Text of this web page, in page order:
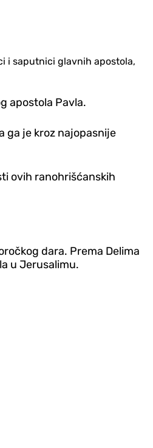
i saputnici glavnih apostola,
apostola Pavla.
ga je kroz najopasnije
ovih ranohrišćanskih
dara. Prema Delima
u Jerusalimu.